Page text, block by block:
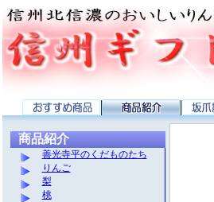
商品紹介
善光寺平のくだものたち
りんご
梨
桃